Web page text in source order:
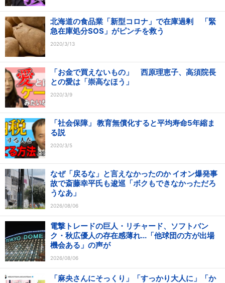
北海道の食品業「新型コロナ」で在庫過剰 「緊
急在庫処分SOS」がピンチを救う
2020/3/13
「お金で買えないもの」 西原理恵子、高須院長
との愛は「崇高なほう」
2020/3/9
「社会保障」 教育無償化すると平均寿命5年縮ま
る説
2020/3/5
なぜ「戻るな」と言えなかったのか イオン爆発事
故で斎藤幸平氏も逡巡「ボクもできなかっただろ
うなあ」
2026/08/06
電撃トレードの巨人・リチャード、ソフトバン
ク・秋広優人の存在感薄れ...「他球団の方が出場
機会ある」の声が
2026/08/06
「麻央さんにそっくり」「すっかり大人に」「か